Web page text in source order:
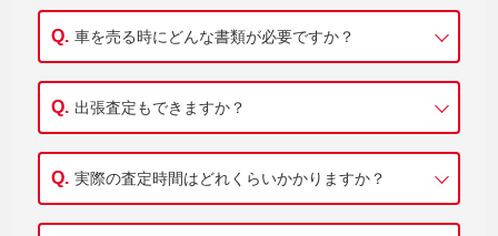
車を売る時にどんな書類が必要ですか？
出張査定もできますか？
実際の査定時間はどれくらいかかりますか？